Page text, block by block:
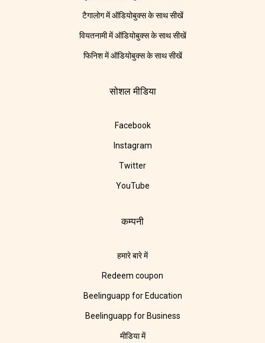
टैगालोग में ऑडियोबुक्स के साथ सीखें
वियतनामी में ऑडियोबुक्स के साथ सीखें
फिनिश में ऑडियोबुक्स के साथ सीखें
सोशल मीडिया
Facebook
Instagram
Twitter
YouTube
कम्पनी
हमारे बारे में
Redeem coupon
Beelinguapp for Education
Beelinguapp for Business
मीडिया में